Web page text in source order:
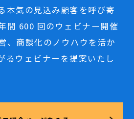
本気の見込み顧客を呼び寄
間 600 回のウェビナー開催
、商談化のノウハウを活か
るウェビナーを提案いたし